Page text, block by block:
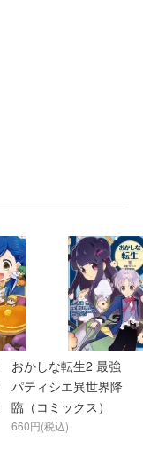
おかしな転生2 最強
パティシエ異世界降
臨（コミックス）
660円(税込)